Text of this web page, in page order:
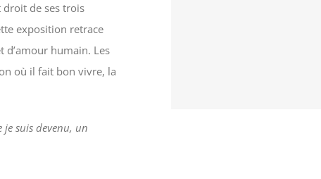
droit de ses trois
exposition retrace
humain. Les
où il fait bon vivre, la
je suis devenu, un